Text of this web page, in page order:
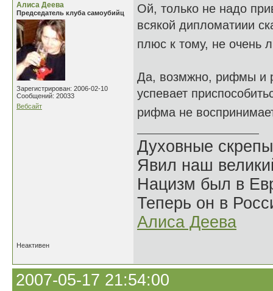
Алиса Деева
Председатель клуба самоубийц
Зарегистрирован: 2006-02-10
Сообщений: 20033
Вебсайт
Ой, только не надо
всякой дипломатиии
плюс к тому, не очень
Да, возмжно, рифмы и
успевает
рифма не
Духовные
Явил наш
Нацизм был в
Теперь он в
Алиса Деева
Неактивен
2007-05-17 21:54:00